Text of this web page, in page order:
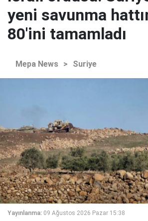
yeni savunma
80'ini tamamladı
Mepa News > Suriye
Yayınlanma: 09 Ağustos 2026 Pazar 15:38